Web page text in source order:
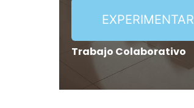
EXPERIMENTAR
Trabajo Colaborativo